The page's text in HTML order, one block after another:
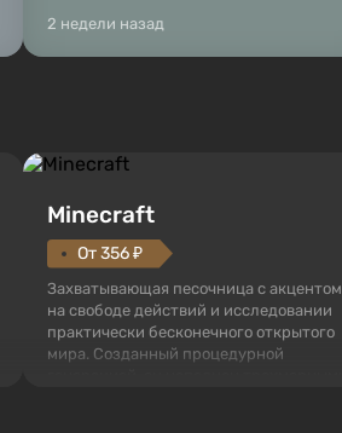
2 недели назад
Minecraft
От 356 ₽
Захватывающая песочница с акцентом
на свободе действий и исследовании
практически бесконечного открытого
мира. Созданный процедурной